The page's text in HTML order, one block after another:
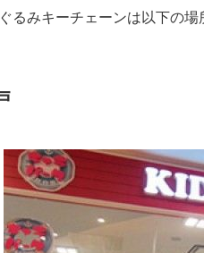
るみキーチェーンは以下の場